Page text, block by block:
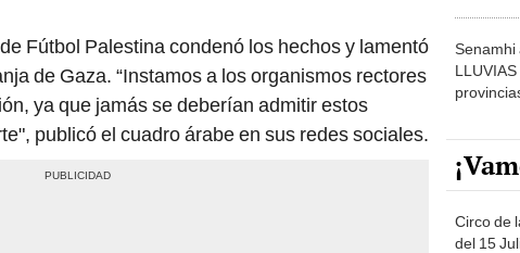
Fútbol Palestina condenó los hechos y lamentó
de Gaza. “Instamos a los organismos rectores
ya que jamás se deberían admitir estos
publicó el cuadro árabe en sus redes sociales.
Senamhi
Circo de
del 15